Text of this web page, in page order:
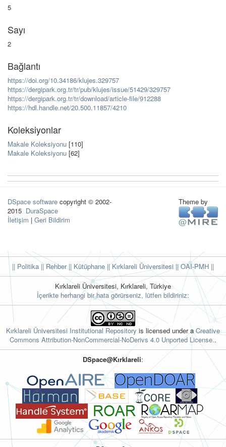
5
Sayı
2
Bağlantı
https://doi.org/10.34186/klujes.329757
https://dergipark.org.tr/tr/pub/klujes/issue/51429/329757
https://dergipark.org.tr/tr/download/article-file/912288
https://hdl.handle.net/20.500.11857/4210
Koleksiyonlar
Makale Koleksiyonu [110]
Makale Koleksiyonu [62]
DSpace software copyright © 2002-
2015 DuraSpace
İletişim | Geri Bildirim
Theme by
|| Politika || Rehber|| Kütüphane|| Kırklareli Üniversitesi ||OAI-PMH ||
Kırklareli Üniversitesi, Kırklareli, Türkiye
İçerikte herhangi bir hata görürseniz, lütfen bildiriniz:
Kırklareli Üniversitesi Institutional Repository is licensed under aCreative
Commons Attribution-NonCommercial-NoDerivs 4.0 Unported License..
DSpace@Kırklareli: